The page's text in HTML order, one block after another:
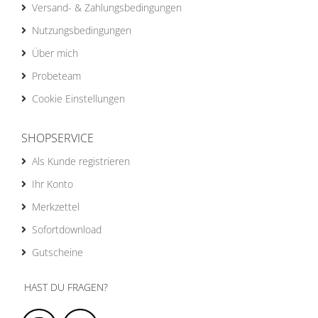
Versand- & Zahlungsbedingungen
Nutzungsbedingungen
Über mich
Probeteam
Cookie Einstellungen
SHOPSERVICE
Als Kunde registrieren
Ihr Konto
Merkzettel
Sofortdownload
Gutscheine
HAST DU FRAGEN?